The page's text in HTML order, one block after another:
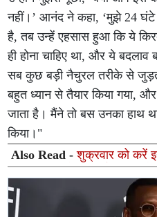
नहीं।’ आनंद ने कहा, ‘मुझे 24 घंटे
है, तब उन्हें एहसास हुआ कि ये
ही होना चाहिए था, और ये
सब कुछ बड़ी नैचुरल तरीके से
बहुत ध्यान से तैयार किया गया,
जाता है। मैंने तो बस उनका हाथ
किया।"
Also Read -शुक्रवार को करें
किस्मत, दूर होगी आर्थिक तंगी और